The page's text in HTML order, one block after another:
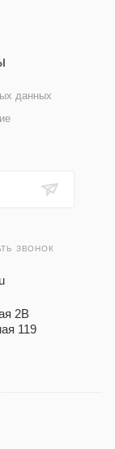
данных
ЗВОНОК
2В
119